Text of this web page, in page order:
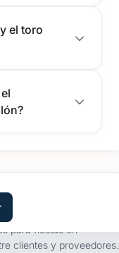
el toro
para fiestas en
clientes y proveedores.